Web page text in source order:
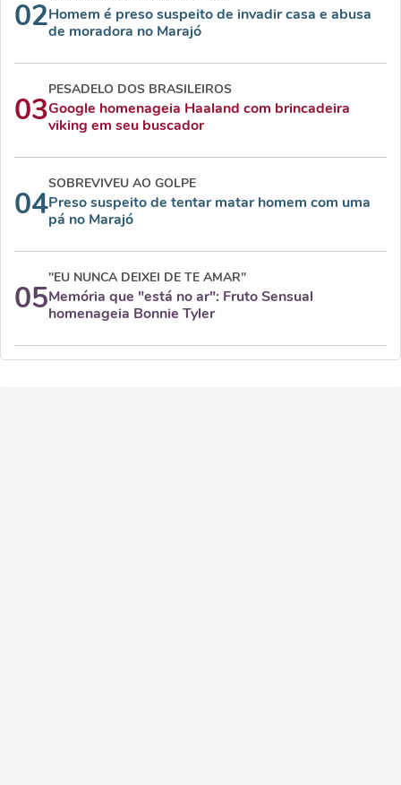
02Homem é preso suspeito de invadir casa e abusa
de moradora no Marajó
03
PESADELO DOS BRASILEIROS
Google homenageia Haaland com brincadeira
viking em seu buscador
04
SOBREVIVEU AO GOLPE
Preso suspeito de tentar matar homem com uma
pá no Marajó
05
"EU NUNCA DEIXEI DE TE AMAR"
Memória que "está no ar": Fruto Sensual
homenageia Bonnie Tyler